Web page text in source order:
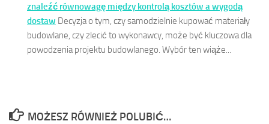
znaleźć równowagę między kontrolą kosztów a wygodą
dostaw Decyzja o tym, czy samodzielnie kupować materiały
budowlane, czy zlecić to wykonawcy, może być kluczowa dla
powodzenia projektu budowlanego. Wybór ten wiąże...
MOŻESZ RÓWNIEŻ POLUBIĆ…